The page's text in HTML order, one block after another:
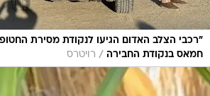
"רכבי הצלב האדום הגיעו לנקודת מסירת
חמאס בנקודת החבירה / רויטרס